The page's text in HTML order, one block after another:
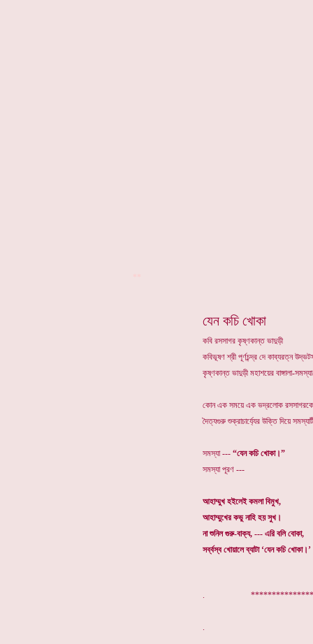
.
যেন কচি খোকা
কবি রসসাগর কৃষ্ণকান্ত ভাদুড়ী
কবিভূষণ শ্রী পূর্ণচন্দ্র দে কাব্যরত্ন
কৃষ্ণকান্ত ভাদুড়ী মহাশয়ের বাঙ্গালা-
কোন এক সময়ে এক ভদ্রলোক রসসাগরকে
দৈত্যগুরু শুক্রাচার্য্যের উক্তি দিয়ে
সমস্যা --- “যেন কচি খোকা।”
সমস্যা পূরণ ---
আহাম্মুখ হইলেই কমলা বিমুখ,
আহাম্মুখের কভু নাহি হয় সুখ।
না শুনিল গুরু-বাক্য, --- এরি বলি বোকা,
সর্ব্বস্ব খোয়ালে ব্যাটা ‘যেন কচি খোকা।’